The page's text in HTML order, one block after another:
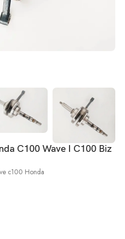
C100 Wave I C100 Biz
c100 Honda